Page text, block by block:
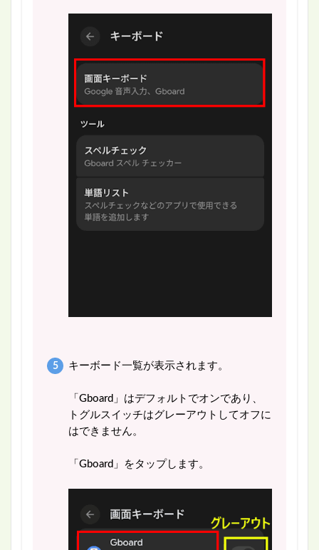
キーボード一覧が表示されます。
「Gboard」はデフォルトでオンであり、
トグルスイッチはグレーアウトしてオフに
はできません。
「Gboard」をタップします。